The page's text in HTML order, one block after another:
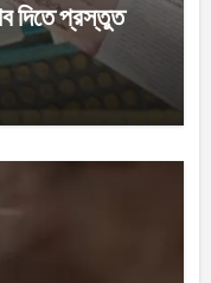
দিতে প্রস্তুত